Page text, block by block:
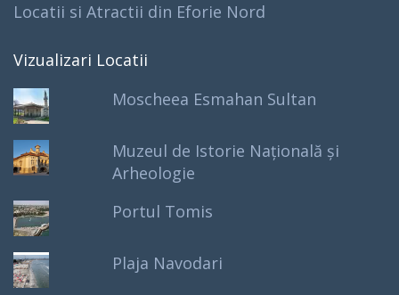
Locatii si Atractii din Eforie Nord
Vizualizari Locatii
Moscheea Esmahan Sultan
Muzeul de Istorie Națională și
Arheologie
Portul Tomis
Plaja Navodari